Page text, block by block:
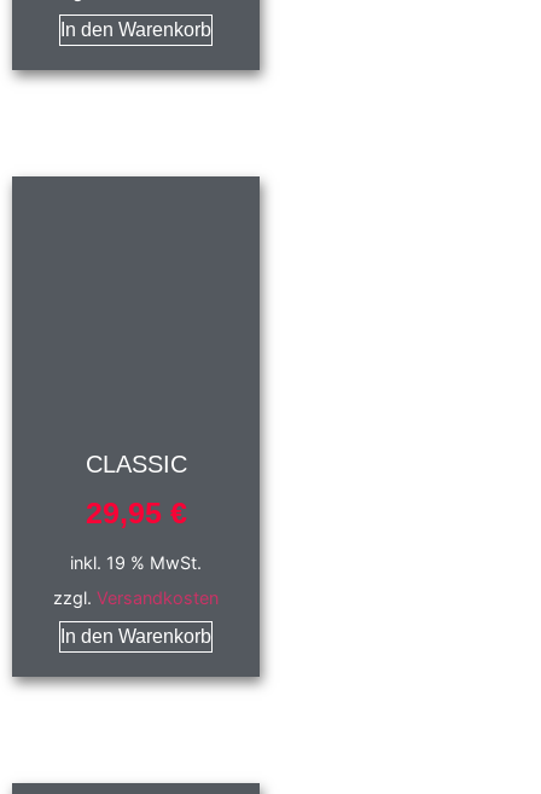
In den Warenkorb
CLASSIC
29,95 €
inkl. 19 % MwSt.
zzgl.Versandkosten
In den Warenkorb